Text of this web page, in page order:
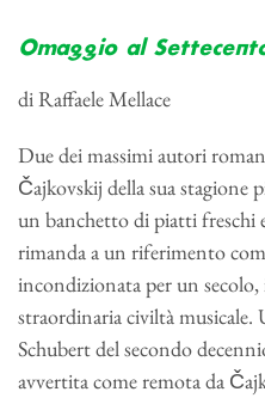
Omaggio al
di Raffaele Mellace
Due dei massimi autori
Čajkovskij della sua stagione
un banchetto di piatti freschi
rimanda a un riferimento
incondizionata per un secolo,
straordinaria civiltà musicale.
Schubert del secondo
avvertita come remota da